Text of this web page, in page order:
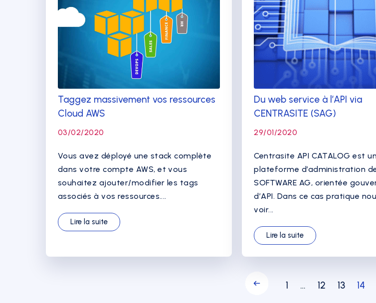
Taggez massivement vos ressources
Cloud AWS
03/02/2020
Vous avez déployé une stack complète
dans votre compte AWS, et vous
souhaitez ajouter/modifier les tags
associés à vos ressources....
Lire la suite
Du web service à l’API via
CENTRASITE (SAG)
29/01/2020
Centrasite API CATALOG est
plateforme d’administration
SOFTWARE AG, orientée
d’API. Dans ce cas pratique
voir...
Lire la suite
1 … 12 13 14